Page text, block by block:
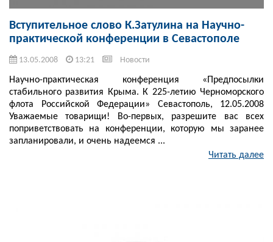
Вступительное слово К.Затулина на Научно-
практической конференции в Севастополе
13.05.2008 13:21 Новости
Научно-практическая конференция «Предпосылки
стабильного развития Крыма. К 225-летию Черноморского
флота Российской Федерации» Севастополь, 12.05.2008
Уважаемые товарищи! Во-первых, разрешите вас всех
поприветствовать на конференции, которую мы заранее
запланировали, и очень надеемся ...
Читать далее